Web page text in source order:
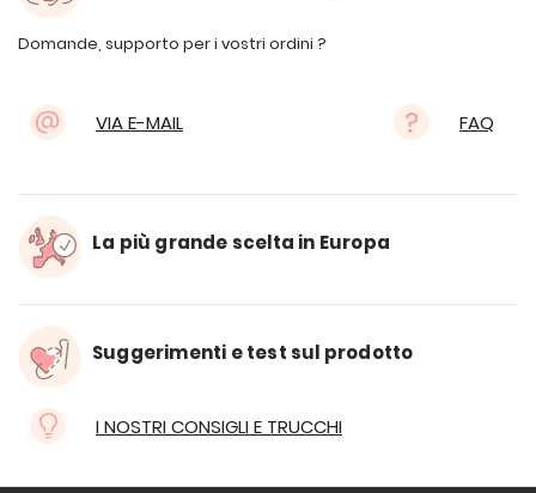
Domande, supporto per i vostri ordini ?
VIA E-MAIL FAQ
La più grande scelta in Europa
Suggerimenti e test sul prodotto
I NOSTRI CONSIGLI E TRUCCHI